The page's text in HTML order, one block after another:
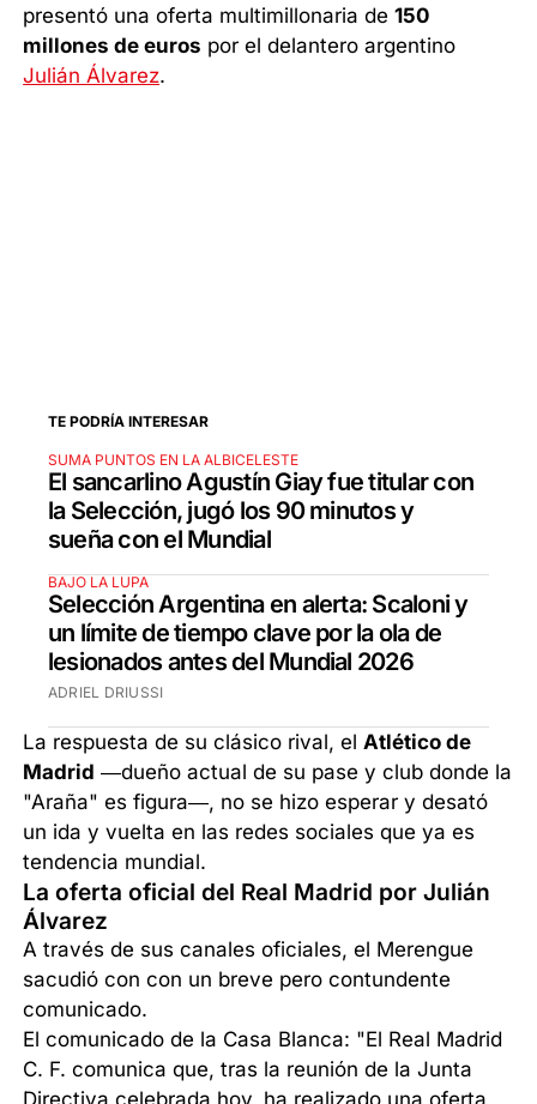
presentó una oferta multimillonaria de150
millones de euros por el delantero argentino
Julián Álvarez.
TE PODRÍA INTERESAR
SUMA PUNTOS EN LA ALBICELESTE
El sancarlino Agustín Giay fue titular con
la Selección, jugó los 90 minutos y
sueña con el Mundial
BAJO LA LUPA
Selección Argentina en alerta: Scaloni y
un límite de tiempo clave por la ola de
lesionados antes del Mundial 2026
ADRIEL DRIUSSI
La respuesta de su clásico rival, elAtlético de
Madrid —dueño actual de su pase y club donde la
"Araña" es figura—, no se hizo esperar y desató
un ida y vuelta en las redes sociales que ya es
tendencia mundial.
La oferta oficial del Real Madrid por Julián
Álvarez
A través de sus canales oficiales, el Merengue
sacudió con con un breve pero contundente
comunicado.
El comunicado de la Casa Blanca: "El Real Madrid
C. F. comunica que, tras la reunión de la Junta